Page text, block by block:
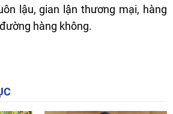
lậu, gian lận thương mại, hàng
hàng không.